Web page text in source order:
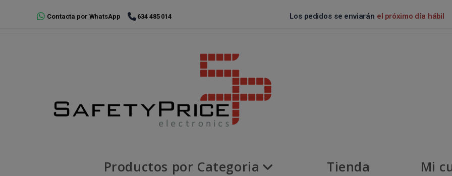
Contacta por WhatsApp 634 485 014 Los pedidos se enviarán el próximo día hábil
Productos por Categoria Tienda Mi